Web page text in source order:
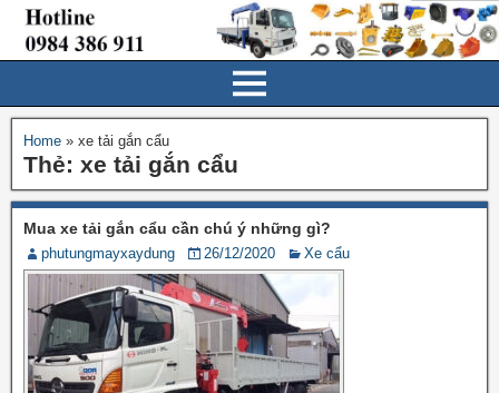
Home » xe tải gắn cẩu
Thẻ: xe tải gắn cẩu
Mua xe tải gắn cẩu cần chú ý những gì?
phutungmayxaydung 26/12/2020 Xe cẩu